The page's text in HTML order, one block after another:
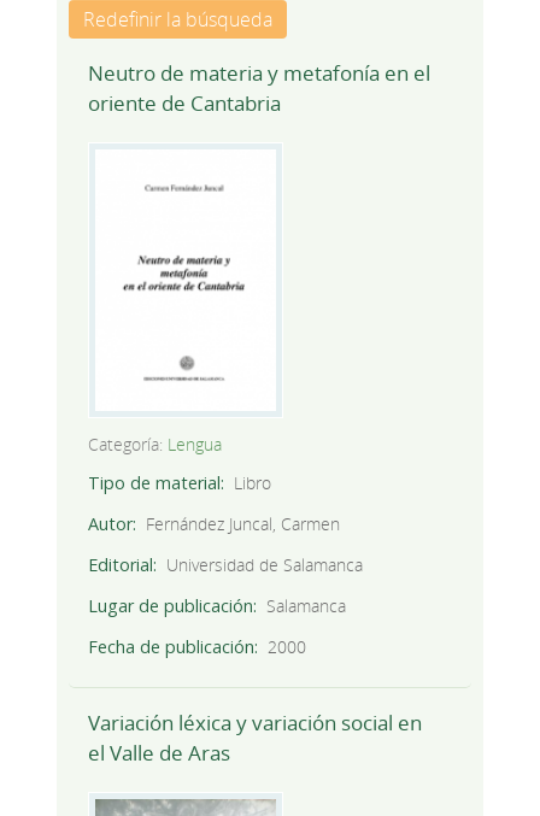
Redefinir la búsqueda
Neutro de materia y metafonía en el
oriente de Cantabria
Categoría: Lengua
Tipo de material
Libro
Autor
Fernández Juncal, Carmen
Editorial
Universidad de Salamanca
Lugar de publicación
Salamanca
Fecha de publicación
2000
Variación léxica y variación social en
el Valle de Aras